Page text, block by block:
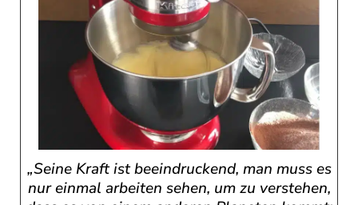
„Seine Kraft ist beeindruckend, man muss es
nur einmal arbeiten sehen, um zu verstehen,